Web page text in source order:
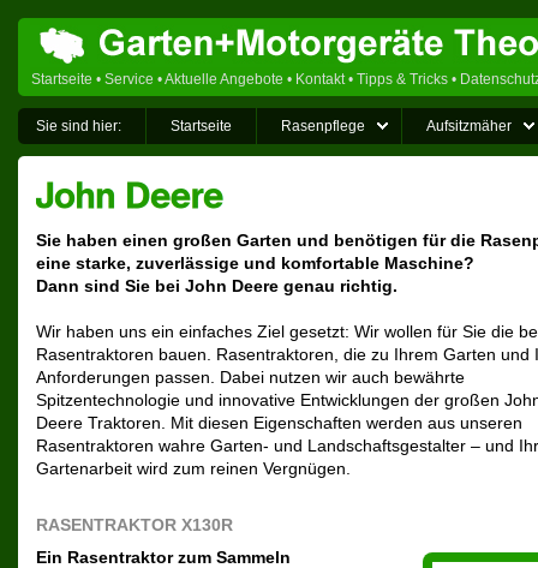
Startseite • Service •Aktuelle Angebote • Kontakt• Tipps & Tricks •
Sie sind hier: Startseite Rasenpflege Aufsitzmäher
Sie haben einen großen Garten und benötigen für die
eine starke, zuverlässige und komfortable Maschine?
Dann sind Sie bei John Deere genau richtig.
Wir haben uns ein einfaches Ziel gesetzt: Wir wollen für Sie die
Rasentraktoren bauen. Rasentraktoren, die zu Ihrem Garten und
Anforderungen passen. Dabei nutzen wir auch bewährte
Spitzentechnologie und innovative Entwicklungen der großen
Deere Traktoren. Mit diesen Eigenschaften werden aus unseren
Rasentraktoren wahre Garten- und Landschaftsgestalter – und
Gartenarbeit wird zum reinen Vergnügen.
RASENTRAKTOR X130R
Ein Rasentraktor zum Sammeln